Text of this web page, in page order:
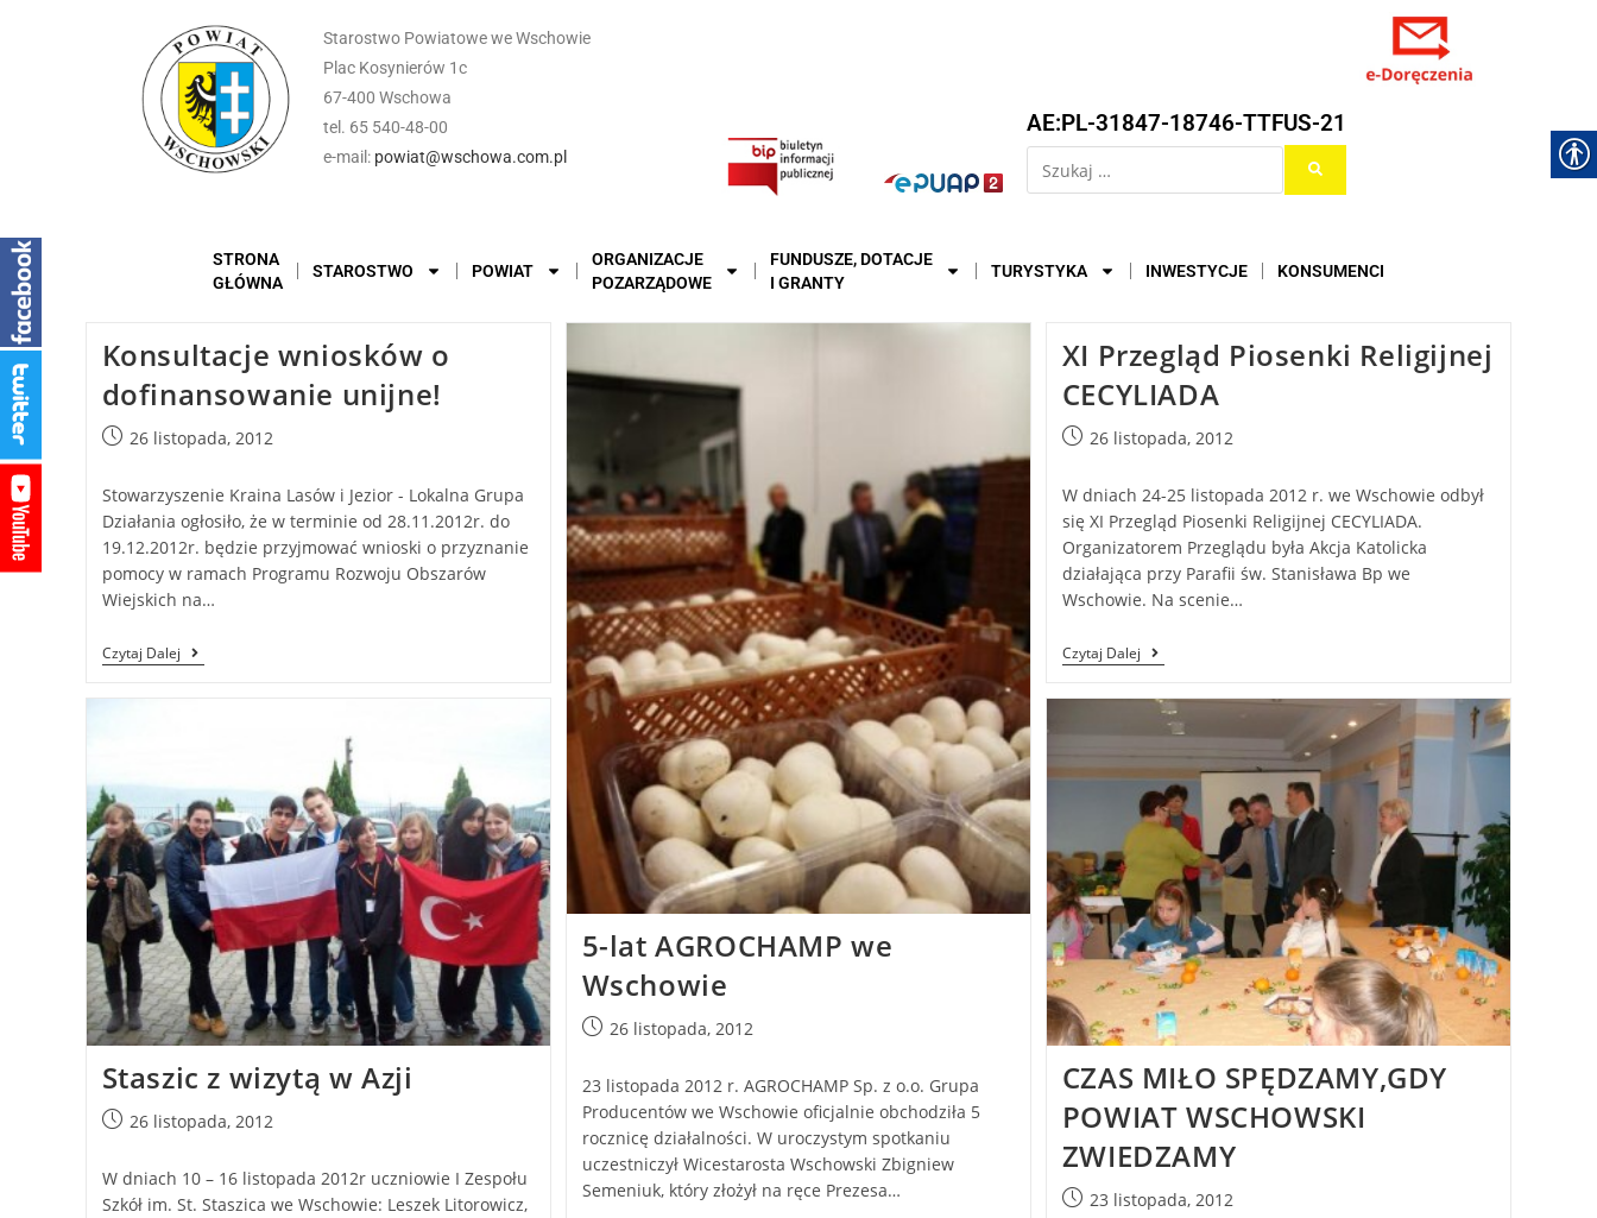
Starostwo Powiatowe we Wschowie
Plac Kosynierów 1c
67-400 Wschowa
tel. 65 540-48-00
e-mail: powiat@wschowa.com.pl
AE:PL-31847-18746-TTFUS-21
STRONA
GŁÓWNA
STAROSTWO POWIAT
ORGANIZACJE
POZARZĄDOWE
FUNDUSZE, DOTACJE
I GRANTY
TURYSTYKA INWESTYCJE KONSUMENCI
Konsultacje wniosków o
dofinansowanie unijne!
26 listopada, 2012
Stowarzyszenie Kraina Lasów i Jezior - Lokalna Grupa
Działania ogłosiło, że w terminie od 28.11.2012r. do
19.12.2012r. będzie przyjmować wnioski o przyznanie
pomocy w ramach Programu Rozwoju Obszarów
Wiejskich na…
Czytaj Dalej
5-lat AGROCHAMP we
Wschowie
26 listopada, 2012
23 listopada 2012 r. AGROCHAMP Sp. z o.o. Grupa
Producentów we Wschowie oficjalnie obchodziła 5
rocznicę działalności. W uroczystym spotkaniu
uczestniczył Wicestarosta Wschowski Zbigniew
Semeniuk, który złożył na ręce Prezesa…
XI Przegląd Piosenki Religijnej
CECYLIADA
26 listopada, 2012
W dniach 24-25 listopada 2012 r. we Wschowie odbył
się XI Przegląd Piosenki Religijnej CECYLIADA.
Organizatorem Przeglądu była Akcja Katolicka
działająca przy Parafii św. Stanisława Bp we
Wschowie. Na scenie…
Czytaj Dalej
Staszic z wizytą w Azji
26 listopada, 2012
W dniach 10 – 16 listopada 2012r uczniowie I Zespołu
Szkół im. St. Staszica we Wschowie: Leszek Litorowicz,
CZAS MIŁO SPĘDZAMY,GDY
POWIAT WSCHOWSKI
ZWIEDZAMY
23 listopada, 2012